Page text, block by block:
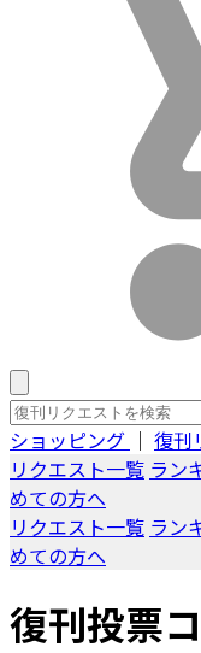
ショッピング ｜ 復刊
リクエスト一覧 ラン
めての方へ
リクエスト一覧 ラン
めての方へ
復刊投票